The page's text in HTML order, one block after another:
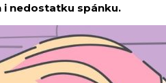
i nedostatku spánku.